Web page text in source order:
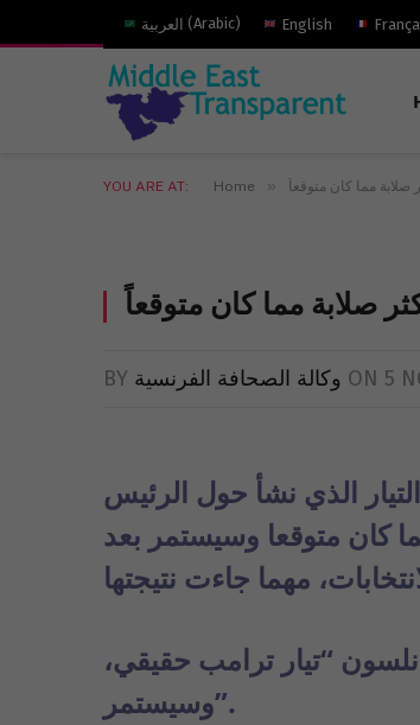
العربية (Arabic) English
YOU ARE AT: Home » صلابة مما كان متوقعاً
صلابة مما كان متوقعاً
BY وكالة الصحافة الفرنسية ON 5
الذي نشأ حول الرئيس
كان متوقعا وسيستمر بعد
“تيار ترامب حقيقي،
وسيستمر”.